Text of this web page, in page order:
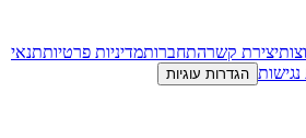
יצירת קשרהתחברותמדיניות פרטיותתנאי
הגדרות עוגיות